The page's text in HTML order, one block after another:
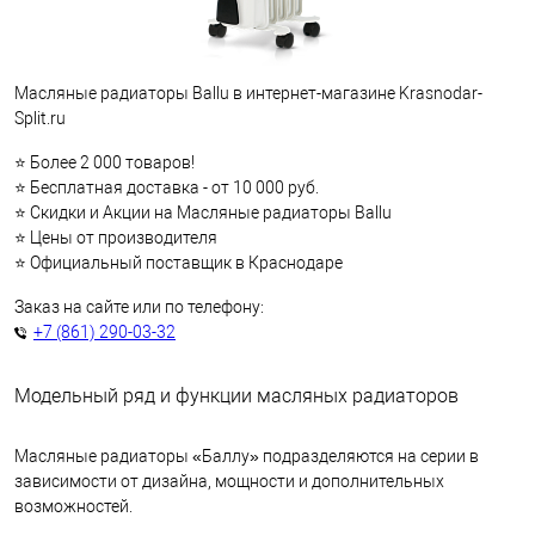
Масляные радиаторы Ballu в интернет-магазине Krasnodar-
Split.ru
⭐ Более 2 000 товаров!
⭐ Бесплатная доставка - от 10 000 руб.
⭐ Скидки и Акции на Масляные радиаторы Ballu
⭐ Цены от производителя
⭐ Официальный поставщик в Краснодаре
Заказ на сайте или по телефону:
+7 (861) 290-03-32
Модельный ряд и функции масляных радиаторов
Масляные радиаторы «Баллу» подразделяются на серии в
зависимости от дизайна, мощности и дополнительных
возможностей.